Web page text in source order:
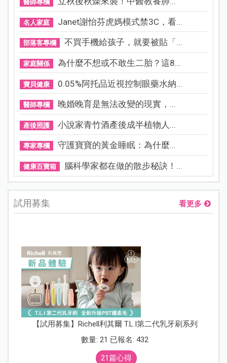
醫師專欄
名人家庭 Janet謝怡芬虎媽模式禁3C，看...
部落客專欄 不買手機給孩子，就要被貼「...
家庭關係 為什麼不想或不敢生二胎？這8...
寶貝健康 0.05%阿托品近視控制眼藥水納...
醫師專欄 晚婚晚育是無法改變的現實，...
產後照護 小說家青竹酒產後成半植物人...
專家專欄 守護寶寶的黃金睡眠：為什麼...
健康百寶箱 腦科學家都在做的散步秘訣！...
試用募集 看更多
【試用募集】Richell利其爾 T.L.I第二代乳牙刷系列
數量: 21 已報名: 432
21篇心得